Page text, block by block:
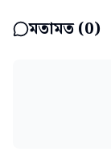
মতামত (0)